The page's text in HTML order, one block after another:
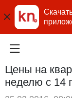
Цены на
неделю с 14